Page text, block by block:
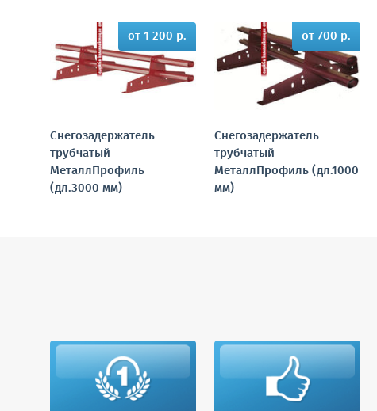
от 1 200 р.
Снегозадержатель
трубчатый
МеталлПрофиль
(дл.3000 мм)
от 700 р.
Снегозадержатель
трубчатый
МеталлПрофиль (дл.1000
мм)